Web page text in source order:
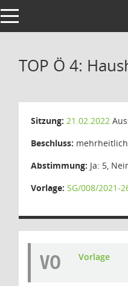
Toggle navigation
TOP Ö 4:
Sitzung: 21.02.2022
Beschluss:
Abstimmung: Ja: 5,
Vorlage: SG/008/2021-
VO Vorlage